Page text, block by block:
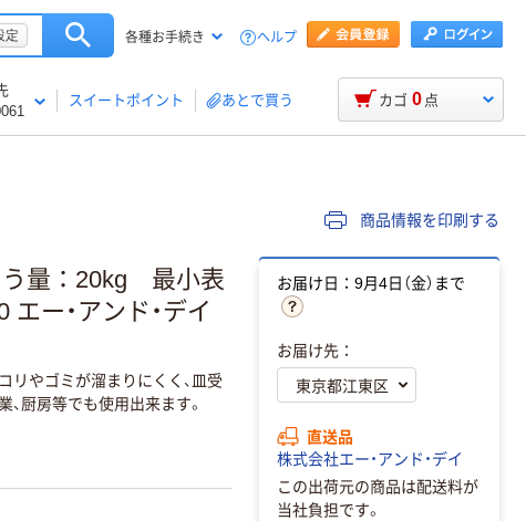
定 各種お手続き ヘルプ
スイートポイント あとで買う カゴ 0 点
商品情報を印刷する
量：20kg 最小表
ー・アンド・デイ
リやゴミが溜まりにくく、皿受
、厨房等でも使用出来ます。
お届け日：9月4日（金）まで
お届け先：
直送品
株式会社エー・アンド・デイ
この出荷元の商品は配送料が
当社負担です。